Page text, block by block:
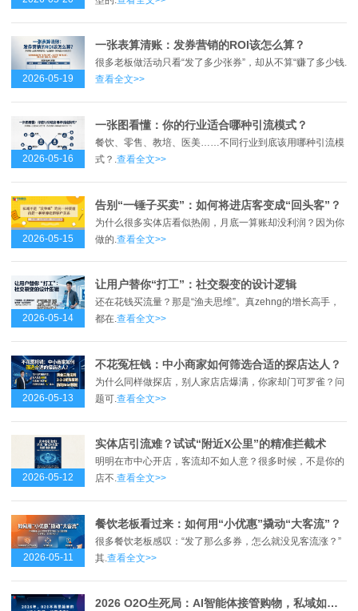
2026-05-19
一张表算清账：发券营销的ROI该怎么算？
很多老板做活动只看“发了多少张券”，却从不算“赚了多少钱.
查看全文>>
2026-05-16
一张图看懂：你的行业适合哪种引流模式？
餐饮、零售、教培、医美……不同行业到底该用哪种引流模
式？.查看全文>>
2026-05-15
告别“一锤子买卖”：如何将进店客变成“回头客”？
为什么很多实体店看似热闹，月底一算账却没利润？因为你
做的. 查看全文>>
2026-05-14
让用户替你“打工”：社交裂变的设计逻辑
还在花钱买流量？那是“渔夫思维”。真zehng的增长高手，
都在.查看全文>>
2026-05-13
不花冤枉钱：中小商家如何筛选合适的探店达人？
为什么同样做探店，别人家店店爆满，你家却门可罗雀？问
题可. 查看全文>>
2026-05-12
实体店引流难？试试“附近X公里”的精准拦截术
明明在市中心开店，客流却不如人意？很多时候，不是你的
店不.查看全文>>
2026-05-11
餐饮老板看过来：如何用“小优惠”撬动“大客流”？
很多餐饮老板感叹：“发了那么多券，怎么就没见客流涨？”
其.查看全文>>
2026 O2O生死局：AI智能体接管购物，私域如何接招？